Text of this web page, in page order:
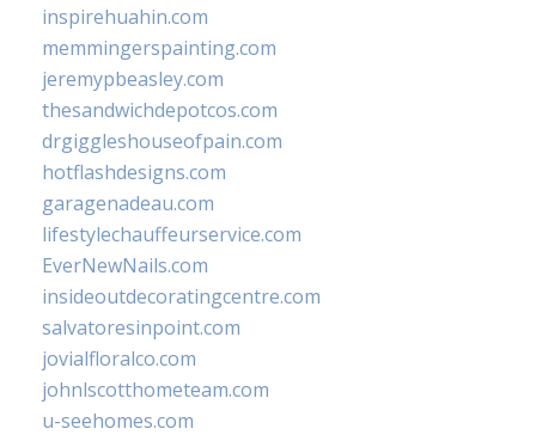
inspirehuahin.com
memmingerspainting.com
jeremypbeasley.com
thesandwichdepotcos.com
drgiggleshouseofpain.com
hotflashdesigns.com
garagenadeau.com
lifestylechauffeurservice.com
EverNewNails.com
insideoutdecoratingcentre.com
salvatoresinpoint.com
jovialfloralco.com
johnlscotthometeam.com
u-seehomes.com